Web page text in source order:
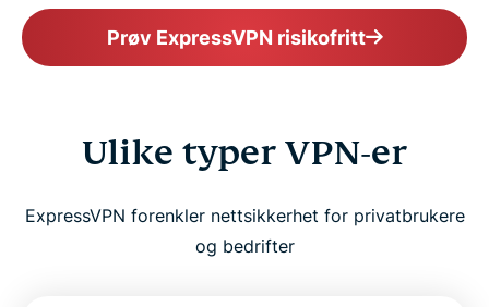
Prøv ExpressVPN risikofritt
Ulike typer VPN-er
ExpressVPN forenkler nettsikkerhet for privatbrukere
og bedrifter